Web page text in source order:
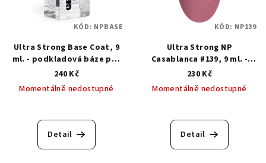
Ultra Strong Base Coat, 9
ml. - podkladová báze pro
klasický lak
240 Kč
Momentálně nedostupné
Detail
KÓD: NPBASE
Ultra Strong NP
Casablanca #139, 9 ml. -
Klasický lak s gelovým
efektem
230 Kč
Momentálně nedostupné
Detail
KÓD: NP139